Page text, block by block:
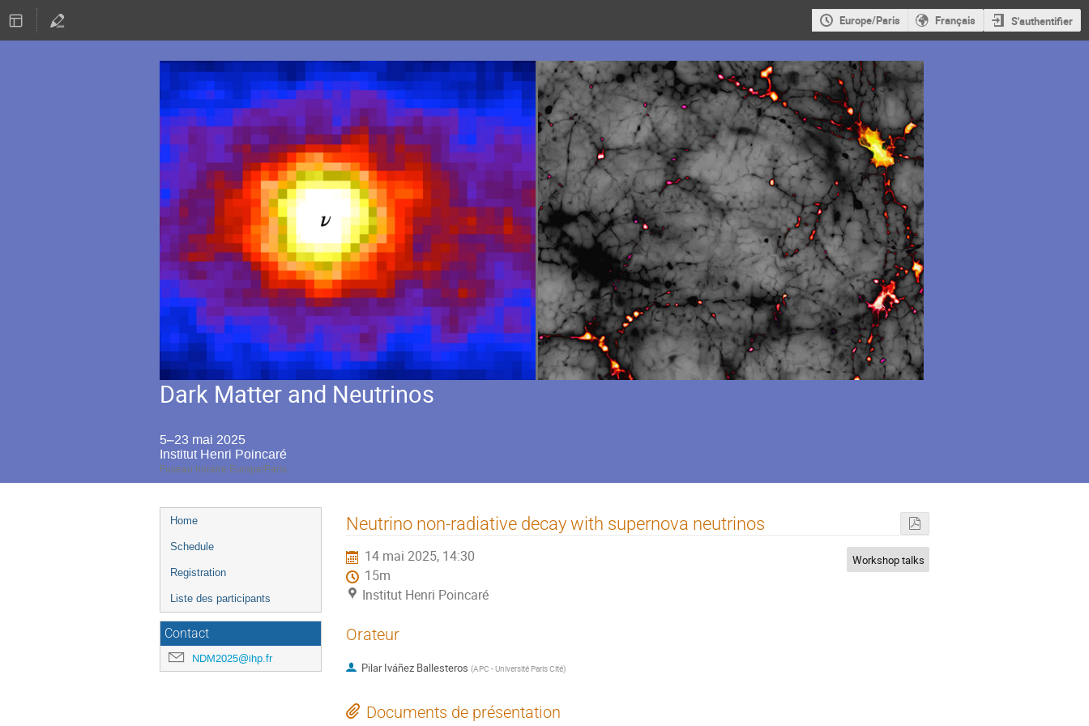
Europe/Paris Français S'authentifier
Dark Matter and Neutrinos
5–23 mai 2025
Institut Henri Poincaré
Fuseau horaire Europe/Paris
Menu
de
Home
Schedule
Registration
Liste des participants
Contact
NDM2025@ihp.fr
Neutrino non-radiative decay with supernova neutrinos
14 mai 2025, 14:30
15m
Institut Henri Poincaré
Workshop talks
Orateur
Pilar Iváñez Ballesteros (APC - Université Paris Cité)
Documents de présentation